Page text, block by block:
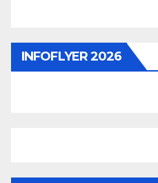
INFOFLYER 2026